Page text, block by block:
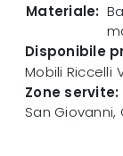
Materiale:
Disponibile
Mobili Riccelli
Zone servite:
San Giovanni,